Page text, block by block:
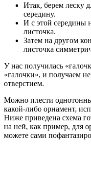
Итак, берем леску
середину.
И с этой середины
листочка.
Затем на другом
листочка
У нас получилась
«галочки», и получаем
отверстием.
Можно плести
какой-либо орнамент,
Ниже приведена схема
на ней, как пример, для
можете сами